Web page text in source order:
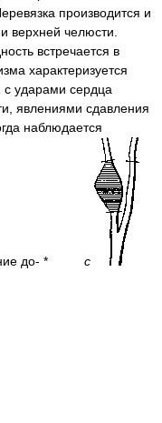
производится и
верхней челюсти.
встречается в
характеризуется
с ударами сердца
явлениями сдавления
наблюдается
до- * с